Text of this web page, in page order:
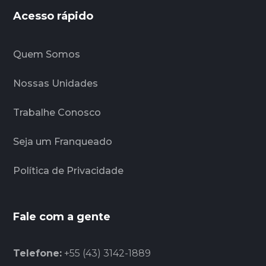
Acesso rápido
Quem Somos
Nossas Unidades
Trabalhe Conosco
Seja um Franqueado
Política de Privacidade
Fale com a gente
Telefone: +55 (43) 3142-1889